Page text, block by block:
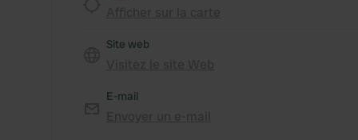
Site web
E-mail